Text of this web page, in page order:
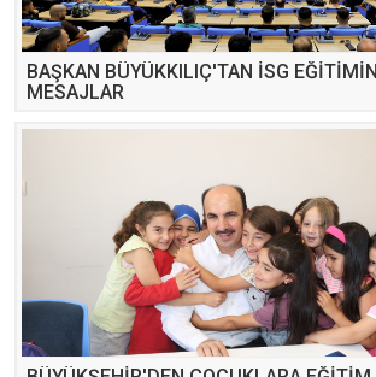
BAŞKAN BÜYÜKKILIÇ'TAN İSG
MESAJLAR